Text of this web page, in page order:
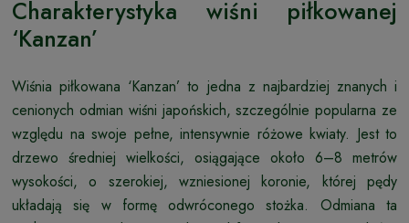
Charakterystyka wiśni piłkowanej
‘Kanzan’
Wiśnia piłkowana ‘Kanzan’ to jedna z najbardziej znanych i
cenionych odmian wiśni japońskich, szczególnie popularna ze
względu na swoje pełne, intensywnie różowe kwiaty. Jest to
drzewo średniej wielkości, osiągające około 6–8 metrów
wysokości, o szerokiej, wzniesionej koronie, której pędy
układają się w formę odwróconego stożka. Odmiana ta